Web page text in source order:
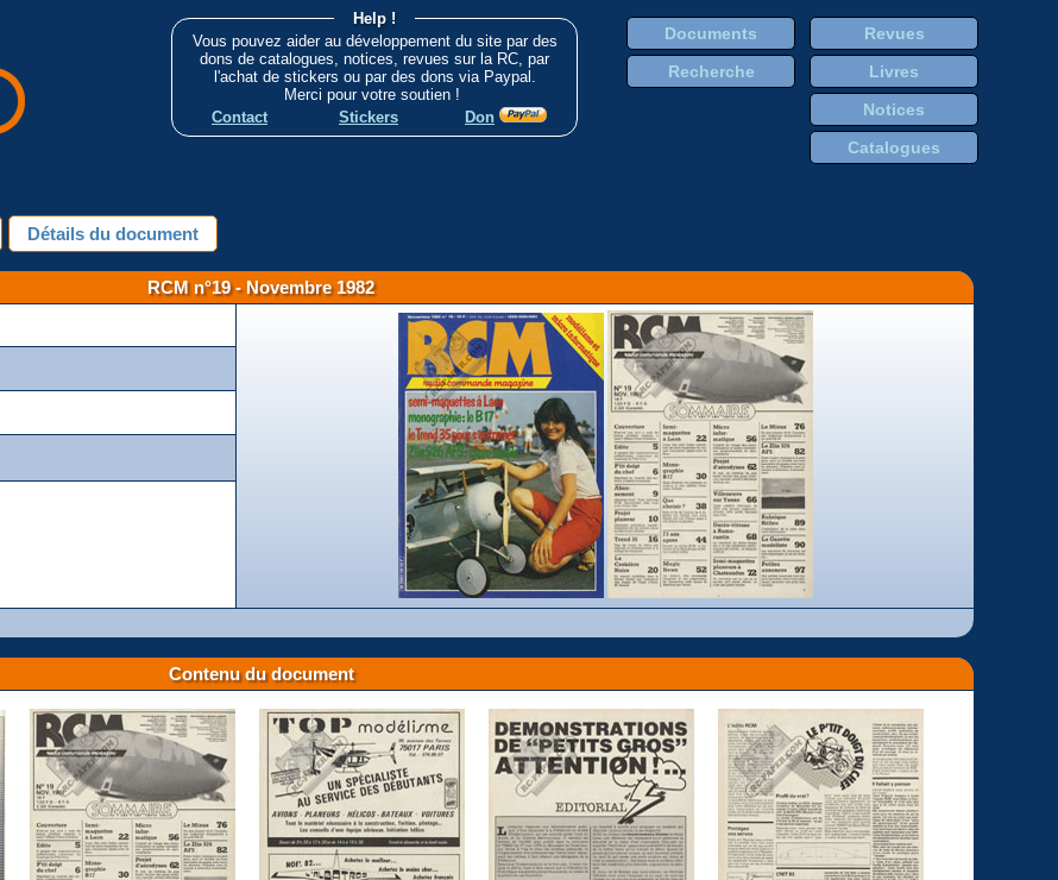
Help !
Vous pouvez aider au développement du site par des
dons de catalogues, notices, revues sur la RC, par
l'achat de stickers ou par des dons via Paypal.
Merci pour votre soutien !
Contact
Stickers Don
Documents
Recherche
Revues
Livres
Notices
Catalogues
Détails du document
RCM n°19 - Novembre 1982
Contenu du document